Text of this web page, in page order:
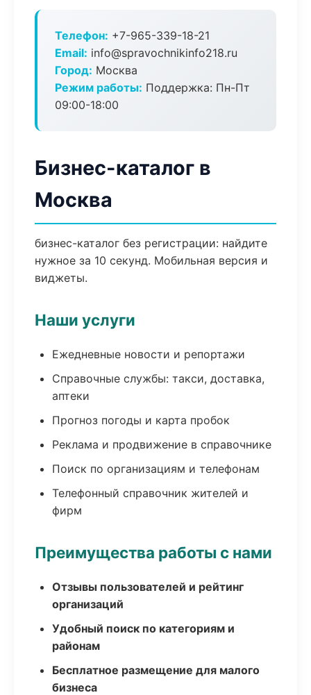
Телефон: +7-965-339-18-21
Email: info@spravochnikinfo218.ru
Город: Москва
Режим работы: Поддержка: Пн-Пт
09:00-18:00
Бизнес-каталог в
Москва
бизнес-каталог без регистрации: найдите
нужное за 10 секунд. Мобильная версия и
виджеты.
Наши услуги
Ежедневные новости и репортажи
Справочные службы: такси, доставка,
аптеки
Прогноз погоды и карта пробок
Реклама и продвижение в справочнике
Поиск по организациям и телефонам
Телефонный справочник жителей и
фирм
Преимущества работы с нами
Отзывы пользователей и рейтинг
организаций
Удобный поиск по категориям и
районам
Бесплатное размещение для малого
бизнеса